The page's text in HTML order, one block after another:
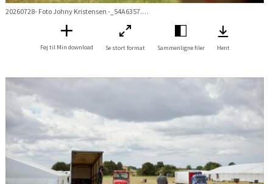
20260728- Foto Johny Kristensen -_54A6357.jpg
Føj til Min download Se stort format Sammenligne filer Hent